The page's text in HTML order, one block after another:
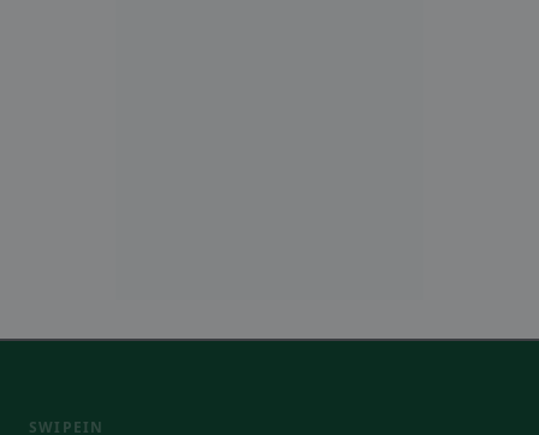
SWIPEIN